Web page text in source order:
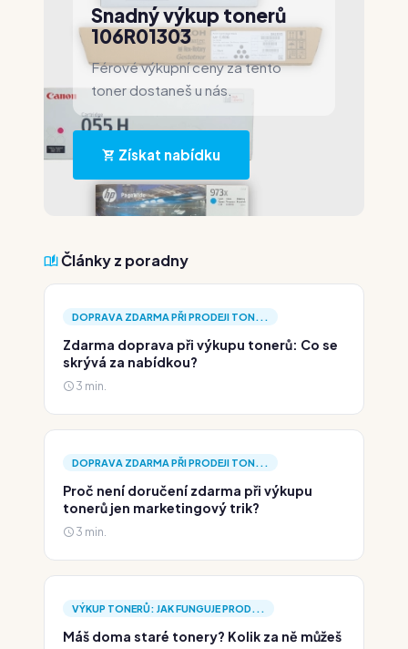
Snadný výkup tonerů
106R01303
Férové výkupní ceny za tento
toner dostaneš u nás.
Získat nabídku
Články z poradny
DOPRAVA ZDARMA PŘI PRODEJI TON...
Zdarma doprava při výkupu tonerů: Co se
skrývá za nabídkou?
3 min.
DOPRAVA ZDARMA PŘI PRODEJI TON...
Proč není doručení zdarma při výkupu
tonerů jen marketingový trik?
3 min.
VÝKUP TONERŮ: JAK FUNGUJE PROD...
Máš doma staré tonery? Kolik za ně můžeš